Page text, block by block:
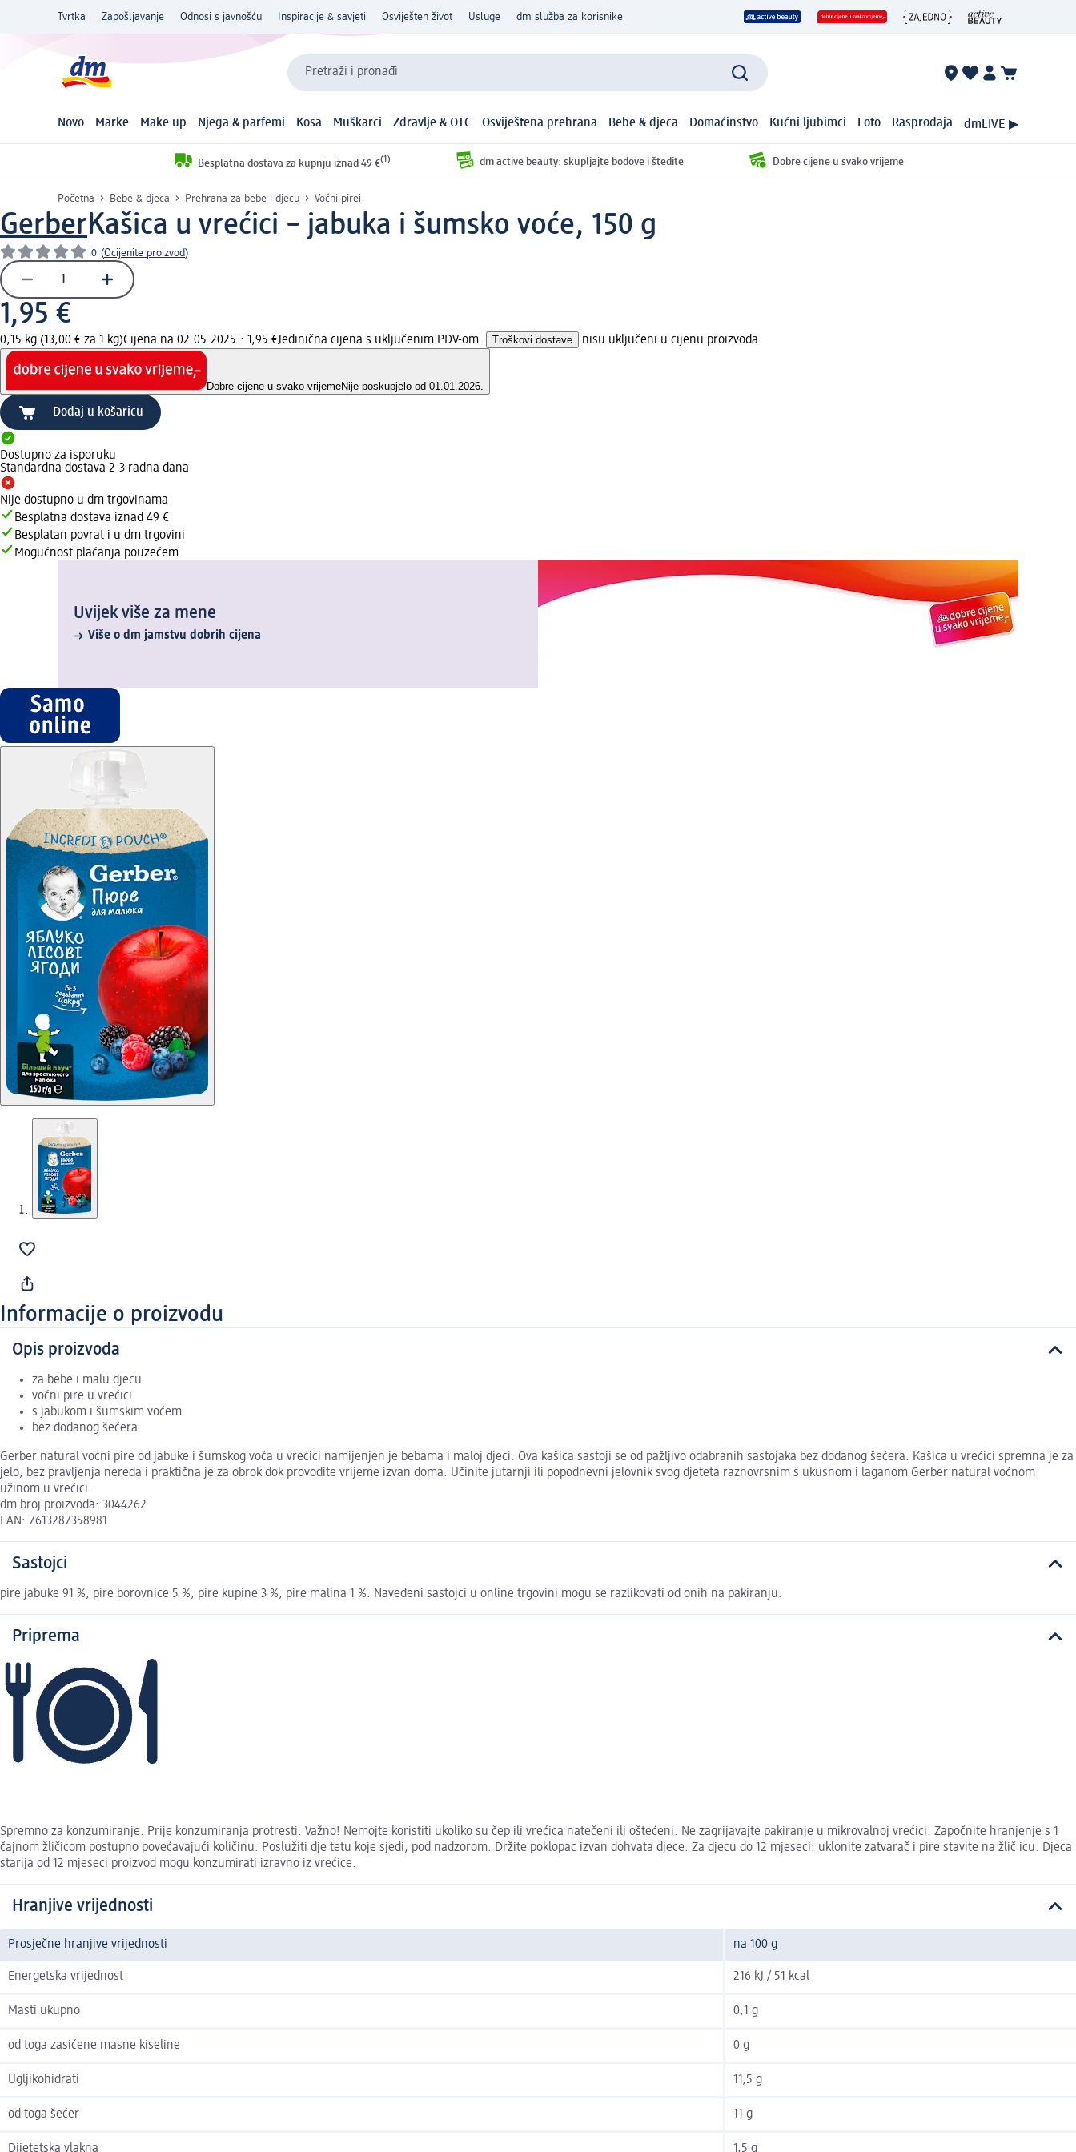
Tvrtka Zapošljavanje Odnosi s javnošću Inspiracije & savjeti Osviješten život Usluge dm služba za korisnike
Pretraži i pronađi
Novo Marke Make up Njega & parfemi Kosa Muškarci Zdravlje & OTC Osviještena prehrana Bebe & djeca Domaćinstvo Kućni ljubimci Foto Rasprodaja dmLIVE ▶
Besplatna dostava za kupnju iznad 49 €(1) dm active beauty: skupljajte bodove i štedite Dobre cijene u svako vrijeme
Početna Bebe & djeca Prehrana za bebe i djecu Voćni pirei
GerberKašica u vrećici – jabuka i šumsko voće, 150 g
0 (Ocijenite proizvod)
1,95 €
0,15 kg (13,00 € za 1 kg)Cijena na 02.05.2025.: 1,95 €Jedinična cijena s uključenim PDV-om. Troškovi dostave nisu uključeni u cijenu proizvoda.
Dobre cijene u svako vrijemeNije poskupjelo od 01.01.2026.
Dodaj u košaricu
Dostupno za isporuku
Standardna dostava 2-3 radna dana
Nije dostupno u dm trgovinama
Besplatna dostava iznad 49 €
Besplatan povrat i u dm trgovini
Mogućnost plaćanja pouzećem
Uvijek više za mene
Više o dm jamstvu dobrih cijena
Informacije o proizvodu
Opis proizvoda
za bebe i malu djecu
voćni pire u vrećici
s jabukom i šumskim voćem
bez dodanog šećera
Gerber natural voćni pire od jabuke i šumskog voća u vrećici namijenjen je bebama i maloj djeci. Ova kašica sastoji se od pažljivo odabranih sastojaka bez dodanog šećera. Kašica u vrećici spremna je za
jelo, bez pravljenja nereda i praktična je za obrok dok provodite vrijeme izvan doma. Učinite jutarnji ili popodnevni jelovnik svog djeteta raznovrsnim s ukusnom i laganom Gerber natural voćnom
užinom u vrećici.
dm broj proizvoda: 3044262
EAN: 7613287358981
Sastojci
pire jabuke 91 %, pire borovnice 5 %, pire kupine 3 %, pire malina 1 %. Navedeni sastojci u online trgovini mogu se razlikovati od onih na pakiranju.
Priprema
Spremno za konzumiranje. Prije konzumiranja protresti. Važno! Nemojte koristiti ukoliko su čep ili vrećica natečeni ili oštećeni. Ne zagrijavajte pakiranje u mikrovalnoj vrećici. Započnite hranjenje s 1
čajnom žličicom postupno povećavajući količinu. Poslužiti dje tetu koje sjedi, pod nadzorom. Držite poklopac izvan dohvata djece. Za djecu do 12 mjeseci: uklonite zatvarač i pire stavite na žlič icu. Djeca
starija od 12 mjeseci proizvod mogu konzumirati izravno iz vrećice.
Hranjive vrijednosti
Prosječne hranjive vrijednosti na 100 g
Energetska vrijednost 216 kJ / 51 kcal
Masti ukupno 0,1 g
od toga zasićene masne kiseline 0 g
Ugljikohidrati 11,5 g
od toga šećer 11 g
Dijetetska vlakna 1,5 g